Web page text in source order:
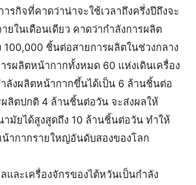
รกิจที่คาดว่าน่าจะใช้เวลาถึงครึ่งปีถึงจะ
ยในเดือนเดียว คาดว่ากำลังการผลิต
ชิ้นต่อสายการผลิตในช่วงกลาง
รผลิตหน้ากากทั้งหมด 60 แห่งเดินเครื่อง
ลังผลิตหน้ากากขึ้นได้เป็น 6 ล้านชิ้นต่อ
ผลิตปกติ 4 ล้านชิ้นต่อวัน จะส่งผลให้
มัยได้สูงสูดถึง 10 ล้านชิ้นต่อวัน ทำให้
ากากรายใหญ่อันดับสองของโลก
และเครื่องจักรของไต้หวันเป็นกำลัง